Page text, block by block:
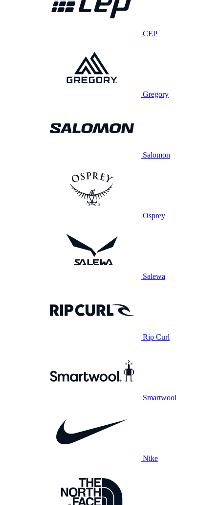
CEP
Gregory
Salomon
Osprey
Salewa
Rip Curl
Smartwool
Nike